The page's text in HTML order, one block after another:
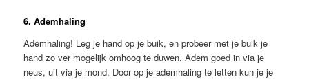
6. Ademhaling
Ademhaling! Leg je hand op je buik, en probeer met je buik je
hand zo ver mogelijk omhoog te duwen. Adem goed in via je
neus, uit via je mond. Door op je ademhaling te letten kun je je